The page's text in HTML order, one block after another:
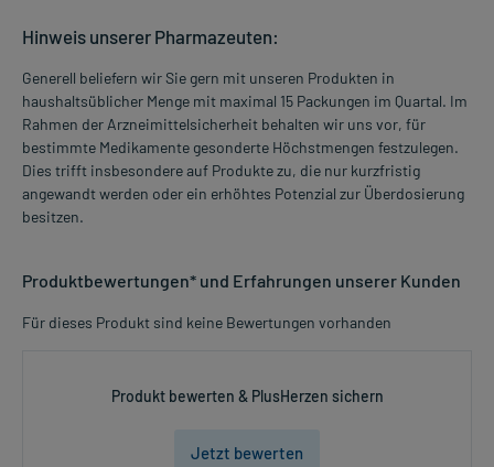
Hinweis unserer Pharmazeuten:
Generell beliefern wir Sie gern mit unseren Produkten in
haushaltsüblicher Menge mit maximal 15 Packungen im Quartal. Im
Rahmen der Arzneimittelsicherheit behalten wir uns vor, für
bestimmte Medikamente gesonderte Höchstmengen festzulegen.
Dies trifft insbesondere auf Produkte zu, die nur kurzfristig
angewandt werden oder ein erhöhtes Potenzial zur Überdosierung
besitzen.
Produktbewertungen* und Erfahrungen unserer Kunden
Für dieses Produkt sind keine Bewertungen vorhanden
Produkt bewerten & PlusHerzen sichern
Jetzt bewerten